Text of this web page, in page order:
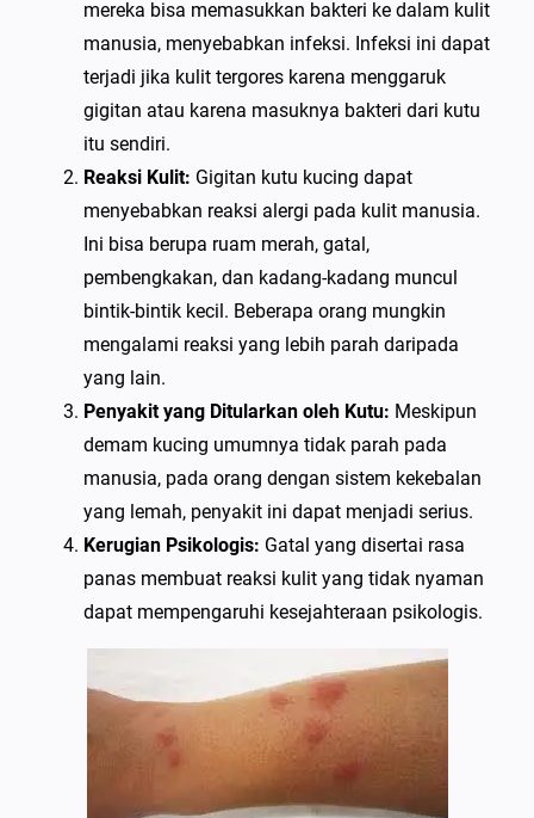
mereka bisa memasukkan bakteri ke dalam kulit
manusia, menyebabkan infeksi. Infeksi ini dapat
terjadi jika kulit tergores karena menggaruk
gigitan atau karena masuknya bakteri dari kutu
itu sendiri.
Reaksi Kulit: Gigitan kutu kucing dapat
menyebabkan reaksi alergi pada kulit manusia.
Ini bisa berupa ruam merah, gatal,
pembengkakan, dan kadang-kadang muncul
bintik-bintik kecil. Beberapa orang mungkin
mengalami reaksi yang lebih parah daripada
yang lain.
Penyakit yang Ditularkan oleh Kutu: Meskipun
demam kucing umumnya tidak parah pada
manusia, pada orang dengan sistem kekebalan
yang lemah, penyakit ini dapat menjadi serius.
Kerugian Psikologis: Gatal yang disertai rasa
panas membuat reaksi kulit yang tidak nyaman
dapat mempengaruhi kesejahteraan psikologis.